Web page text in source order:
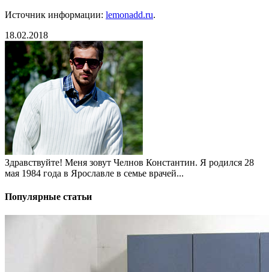
Источник информации: lemonadd.ru.
18.02.2018
Здравствуйте! Меня зовут Челнов Константин. Я родился 28
мая 1984 года в Ярославле в семье врачей...
Популярные статьи